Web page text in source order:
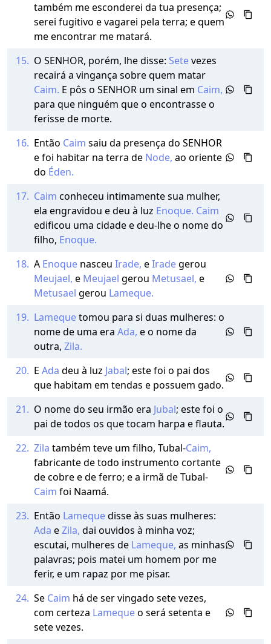
também me esconderei da tua presença;
serei fugitivo e vagarei pela terra; e quem
me encontrar me matará.
15. O SENHOR, porém, lhe disse: Setevezes
recairá a vingança sobre quem matar
Caim. E pôs o SENHOR um sinal em Caim,
para que ninguém que o encontrasse o
ferisse de morte.
16. Então Caim saiu da presença do SENHOR
e foi habitar na terra de Node, ao oriente
do Éden.
17. Caim conheceu intimamente sua mulher,
ela engravidou e deu à luz Enoque. Caim
edificou uma cidade e deu-lhe o nome do
filho, Enoque.
18. A Enoque nasceu Irade, eIradegerou
Meujael, e Meujael gerou Metusael, e
Metusael gerou Lameque.
19. Lamequetomou para si duas mulheres: o
nome de uma era Ada, e o nome da
outra, Zila.
20. E Ada deu à luz Jabal; este foi o pai dos
que habitam em tendas e possuem gado.
21. O nome do seu irmão era Jubal; este foi o
pai de todos os que tocam harpa e flauta.
22. Zila também teve um filho, Tubal-Caim,
fabricante de todo instrumento cortante
de cobre e de ferro; e a irmã de Tubal-
Caim foi Naamá.
23. Então Lamequedisse às suas mulheres:
Ada eZila, dai ouvidos à minha voz;
escutai, mulheres de Lameque, as minhas
palavras; pois matei um homem por me
ferir, e um rapaz por me pisar.
24. Se Caim há de ser vingado sete vezes,
com certeza Lamequeo será setenta e
sete vezes.